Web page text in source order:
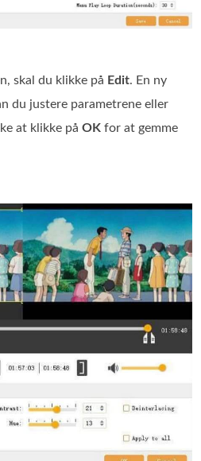
skal du klikke på Edit. En ny
du justere parametrene eller
at klikke påOK for at gemme